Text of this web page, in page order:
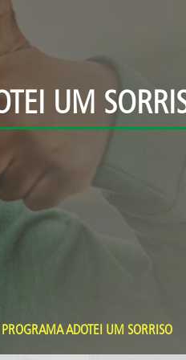
UM
PROGRAMA ADOTEI UM SORRISO